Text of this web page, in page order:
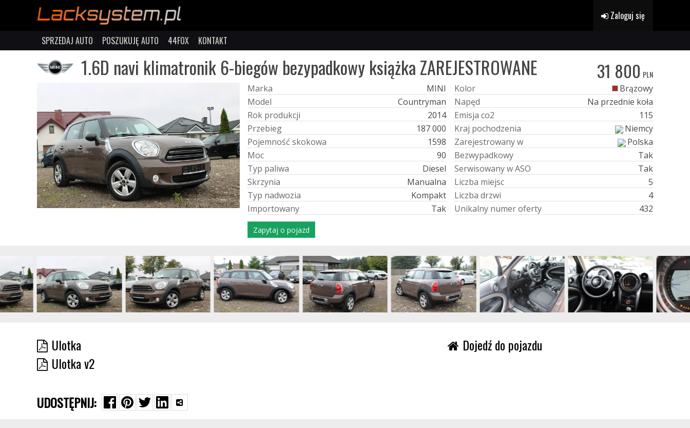
Zaloguj się
SPRZEDAJ AUTO POSZUKUJĘ AUTO 44FOX KONTAKT
1.6D navi klimatronik 6-biegów bezypadkowy książka ZAREJESTROWANE 31 800 PLN
Marka
MINI
Model
Countryman
Rok produkcji
2014
Przebieg
187 000
Pojemność skokowa
1598
Moc
90
Typ paliwa
Diesel
Skrzynia
Manualna
Typ nadwozia
Kompakt
Importowany Tak
Kolor
Brązowy
Napęd
Na przednie koła
Emisja co2
115
Kraj pochodzenia
Niemcy
Zarejestrowanyw
Polska
Bezwypadkowy
Tak
SerwisowanywASO
Tak
Liczba miejsc
5
Liczba drzwi
4
Unikalny numeroferty 432
Zapytaj o pojazd
Ulotka
Ulotka v2
Dojedź do pojazdu
UDOSTĘPNIJ: